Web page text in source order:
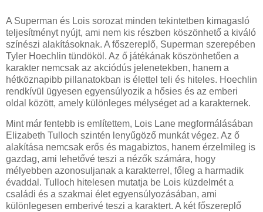
A Superman és Lois sorozat minden tekintetben kimagasló
teljesítményt nyújt, ami nem kis részben köszönhető a kiváló
színészi alakításoknak. A főszereplő, Superman szerepében
Tyler Hoechlin tündököl. Az ő játékának köszönhetően a
karakter nemcsak az akciódús jelenetekben, hanem a
hétköznapibb pillanatokban is élettel teli és hiteles. Hoechlin
rendkívül ügyesen egyensúlyozik a hősies és az emberi
oldal között, amely különleges mélységet ad a karakternek.
Mint már fentebb is említettem, Lois Lane megformálásában
Elizabeth Tulloch szintén lenyűgöző munkát végez. Az ő
alakítása nemcsak erős és magabiztos, hanem érzelmileg is
gazdag, ami lehetővé teszi a nézők számára, hogy
mélyebben azonosuljanak a karakterrel, főleg a harmadik
évaddal. Tulloch hitelesen mutatja be Lois küzdelmét a
családi és a szakmai élet egyensúlyozásában, ami
különlegesen emberivé teszi a karaktert. A két főszereplő